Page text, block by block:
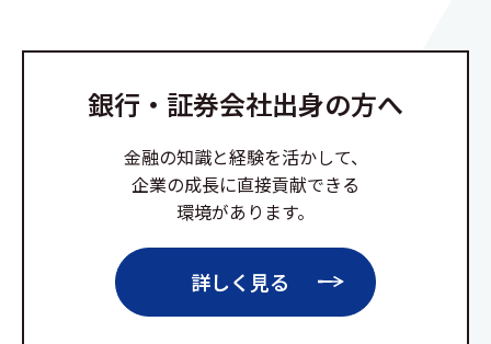
銀行・証券会社出身の方へ
金融の知識と経験を活かして、
企業の成長に直接貢献できる
環境があります。
詳しく見る